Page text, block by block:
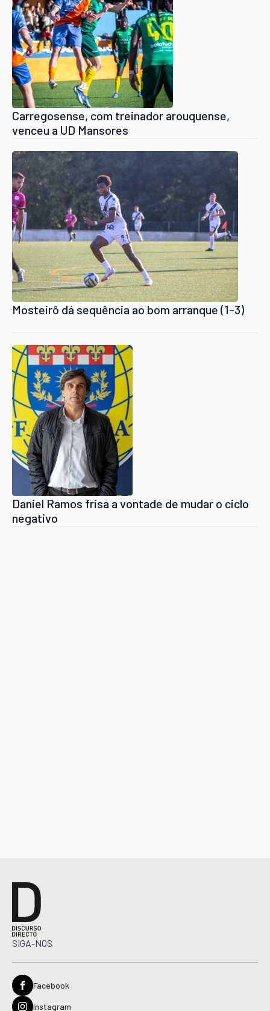
Carregosense, com treinador arouquense,
venceu a UD Mansores
Mosteirô dá sequência ao bom arranque (1-3)
Daniel Ramos frisa a vontade de mudar o ciclo
negativo
SIGA-NOS
Facebook
Instagram